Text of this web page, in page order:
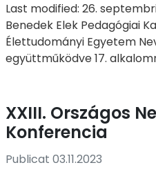
Last modified: 26.
Benedek Elek Pedagógiai
Élettudományi Egyetem
együttműködve 17.
XXIII. Országos
Konferencia
Publicat 03.11.2023